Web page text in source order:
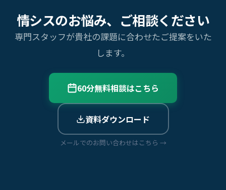
情シスのお悩み、ご相談ください
専門スタッフが貴社の課題に合わせたご提案をいた
します。
60分無料相談はこちら
資料ダウンロード
メールでのお問い合わせはこちら →